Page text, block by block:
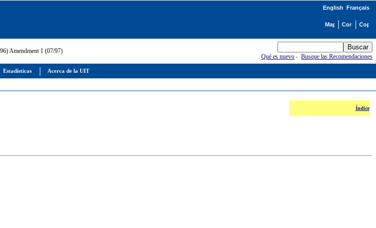
Estadísticas Acerca de la UIT
English Français
Amendment 1 (07/97)
Qué es nuevo -Busque las Recomendaciones
Índice